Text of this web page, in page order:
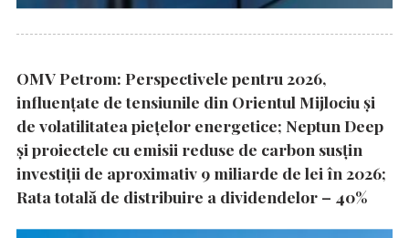
OMV Petrom: Perspectivele pentru 2026,
influențate de tensiunile din Orientul Mijlociu și
de volatilitatea piețelor energetice; Neptun Deep
și proiectele cu emisii reduse de carbon susțin
investiții de aproximativ 9 miliarde de lei în 2026;
Rata totală de distribuire a dividendelor – 40%